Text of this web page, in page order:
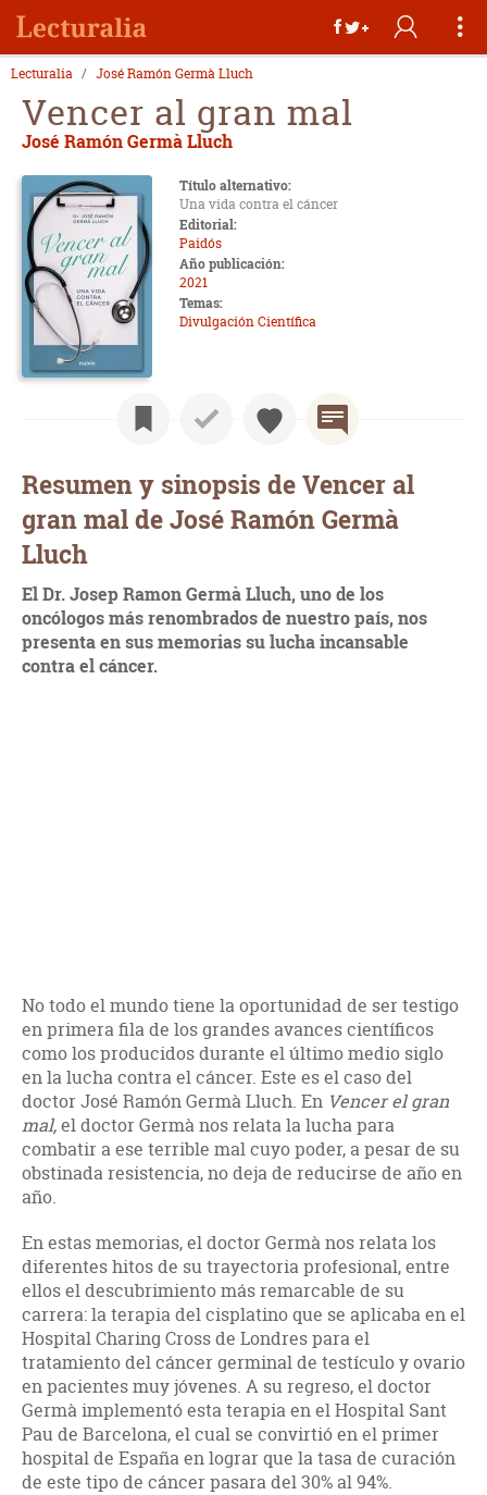
Lecturalia José Ramón Germà Lluch
Vencer al gran mal
José Ramón Germà Lluch
Título alternativo:
Una vida contra el cáncer
Editorial:
Paidós
Año publicación:
2021
Temas:
Divulgación Científica
Resumen y sinopsis de Vencer al
gran mal de José Ramón Germà
Lluch
El Dr. Josep Ramon Germà Lluch, uno de los
oncólogos más renombrados de nuestro país, nos
presenta en sus memorias su lucha incansable
contra el cáncer.
No todo el mundo tiene la oportunidad de ser testigo
en primera fila de los grandes avances científicos
como los producidos durante el último medio siglo
en la lucha contra el cáncer. Este es el caso del
doctor José Ramón Germà Lluch. En Vencer el gran
mal,el doctor Germà nos relata la lucha para
combatir a ese terrible mal cuyo poder, a pesar de su
obstinada resistencia, no deja de reducirse de año en
año.
En estas memorias, el doctor Germà nos relata los
diferentes hitos de su trayectoria profesional, entre
ellos el descubrimiento más remarcable de su
carrera: la terapia del cisplatino que se aplicaba en el
Hospital Charing Cross de Londres para el
tratamiento del cáncer germinal de testículo y ovario
en pacientes muy jóvenes. A su regreso, el doctor
Germà implementó esta terapia en el Hospital Sant
Pau de Barcelona, el cual se convirtió en el primer
hospital de España en lograr que la tasa de curación
de este tipo de cáncer pasara del 30% al 94%.